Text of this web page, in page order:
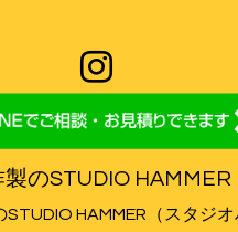
のSTUDIO HAMMER
HAMMER（スタジオ